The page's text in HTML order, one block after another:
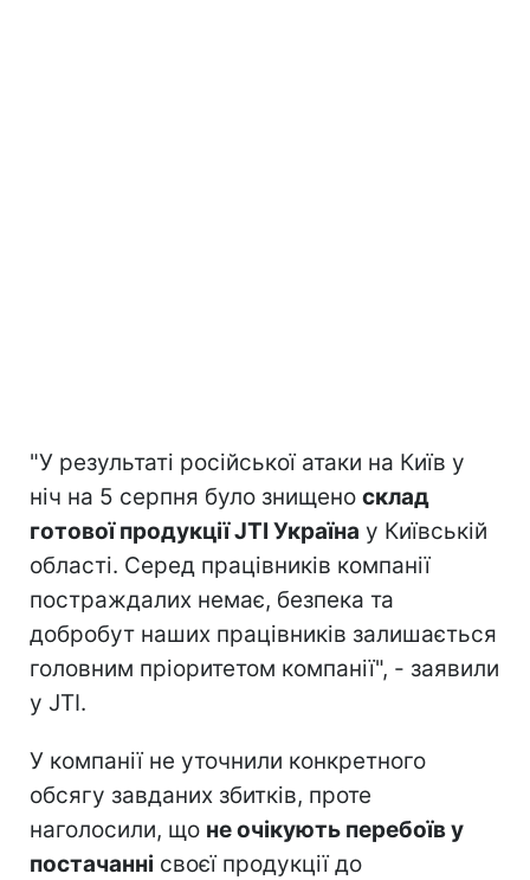
"У результаті російської атаки на Київ у
ніч на 5 серпня було знищено склад
готової продукції JTI Україна у Київській
області. Серед працівників компанії
постраждалих немає, безпека та
добробут наших працівників залишається
головним пріоритетом компанії", - заявили
у JTI.
У компанії не уточнили конкретного
обсягу завданих збитків, проте
наголосили, що не очікують перебоїв у
постачанні своєї продукції до